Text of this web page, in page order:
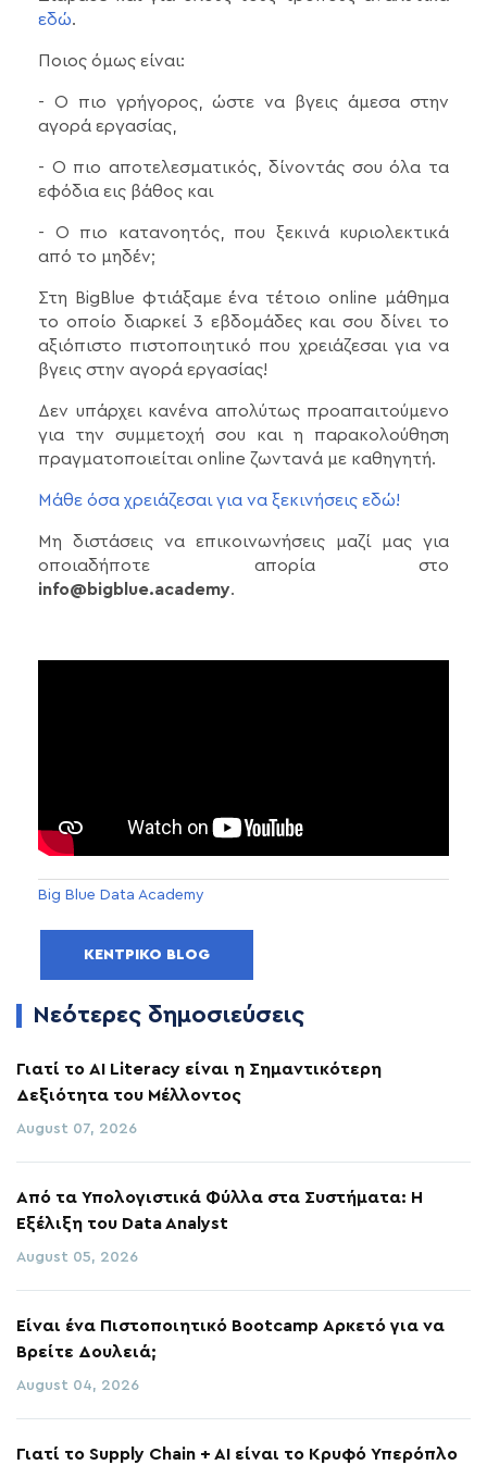
εδώ.
Ποιος όμως είναι:
- Ο πιο γρήγορος, ώστε να βγεις άμεσα στην
αγορά εργασίας,
- Ο πιο αποτελεσματικός, δίνοντάς σου όλα τα
εφόδια εις βάθος και
- Ο πιο κατανοητός, που ξεκινά κυριολεκτικά
από το μηδέν;
Στη BigBlue φτιάξαμε ένα τέτοιο online μάθημα
το οποίο διαρκεί 3 εβδομάδες και σου δίνει το
αξιόπιστο πιστοποιητικό που χρειάζεσαι για να
βγεις στην αγορά εργασίας!
Δεν υπάρχει κανένα απολύτως προαπαιτούμενο
για την συμμετοχή σου και η παρακολούθηση
πραγματοποιείται online ζωντανά με καθηγητή.
Μάθε όσα χρειάζεσαι για να ξεκινήσεις εδώ!
Μη διστάσεις να επικοινωνήσεις μαζί μας για
οποιαδήποτε απορία στο
info@bigblue.academy.
Big Blue Data Academy
ΚΕΝΤΡΙΚΌ BLOG
Νεότερες δημοσιεύσεις
Γιατί το AI Literacy είναι η Σημαντικότερη
Δεξιότητα του Μέλλοντος
August 07, 2026
Από τα Υπολογιστικά Φύλλα στα Συστήματα: Η
Εξέλιξη του Data Analyst
August 05, 2026
Είναι ένα Πιστοποιητικό Bootcamp Αρκετό για να
Βρείτε Δουλειά;
August 04, 2026
Γιατί το Supply Chain + AI είναι το Κρυφό Υπερόπλο